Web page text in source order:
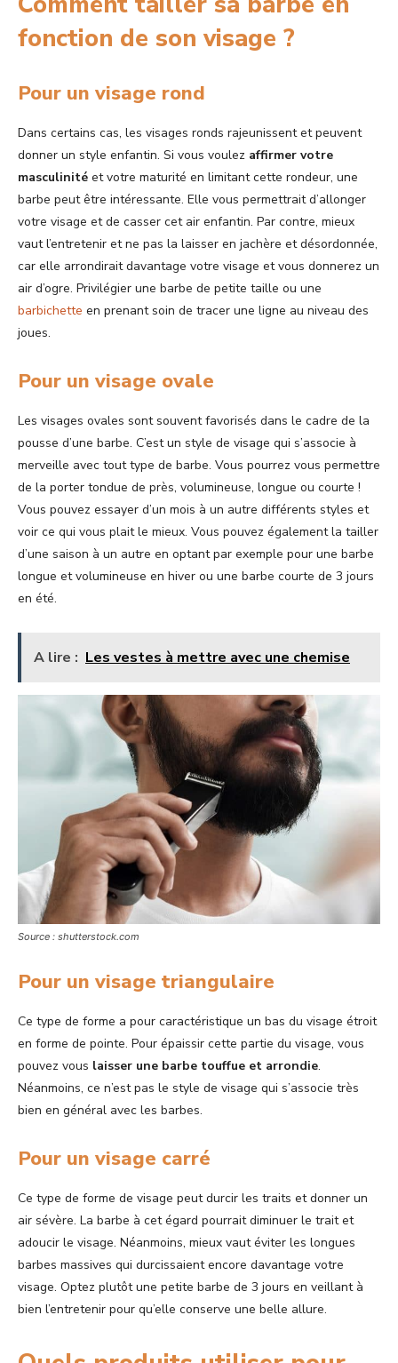
fonction de son visage ?
Pour un visage rond
Dans certains cas, les visages ronds rajeunissent et peuvent
donner un style enfantin. Si vous voulez affirmer votre
masculinité et votre maturité en limitant cette rondeur, une
barbe peut être intéressante. Elle vous permettrait d’allonger
votre visage et de casser cet air enfantin. Par contre, mieux
vaut l’entretenir et ne pas la laisser en jachère et désordonnée,
car elle arrondirait davantage votre visage et vous donnerez un
air d’ogre. Privilégier une barbe de petite taille ou une
barbichette en prenant soin de tracer une ligne au niveau des
joues.
Pour un visage ovale
Les visages ovales sont souvent favorisés dans le cadre de la
pousse d’une barbe. C’est un style de visage qui s’associe à
merveille avec tout type de barbe. Vous pourrez vous permettre
de la porter tondue de près, volumineuse, longue ou courte !
Vous pouvez essayer d’un mois à un autre différents styles et
voir ce qui vous plait le mieux. Vous pouvez également la tailler
d’une saison à un autre en optant par exemple pour une barbe
longue et volumineuse en hiver ou une barbe courte de 3 jours
en été.
A lire : Les vestes à mettre avec une chemise
Source : shutterstock.com
Pour un visage triangulaire
Ce type de forme a pour caractéristique un bas du visage étroit
en forme de pointe. Pour épaissir cette partie du visage, vous
pouvez vous laisser une barbe touffue et arrondie.
Néanmoins, ce n’est pas le style de visage qui s’associe très
bien en général avec les barbes.
Pour un visage carré
Ce type de forme de visage peut durcir les traits et donner un
air sévère. La barbe à cet égard pourrait diminuer le trait et
adoucir le visage. Néanmoins, mieux vaut éviter les longues
barbes massives qui durcissaient encore davantage votre
visage. Optez plutôt une petite barbe de 3 jours en veillant à
bien l’entretenir pour qu’elle conserve une belle allure.